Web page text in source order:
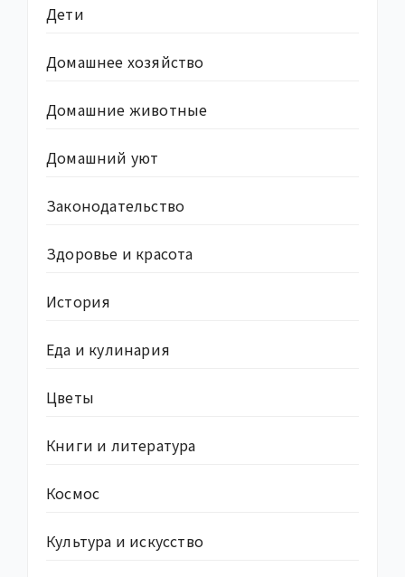
Дети
Домашнее хозяйство
Домашние животные
Домашний уют
Законодательство
Здоровье и красота
История
Еда и кулинария
Цветы
Книги и литература
Космос
Культура и искусство